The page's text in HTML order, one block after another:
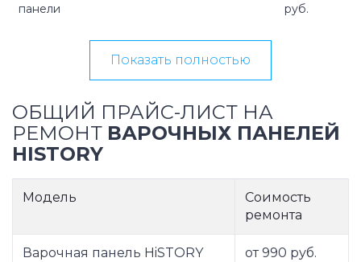
панели руб.
Показать полностью
ОБЩИЙ ПРАЙС-ЛИСТ НА
РЕМОНТ ВАРОЧНЫХ ПАНЕЛЕЙ
HISTORY
Модель
Соимость
ремонта
Варочная панель HiSTORY
от 990 руб.